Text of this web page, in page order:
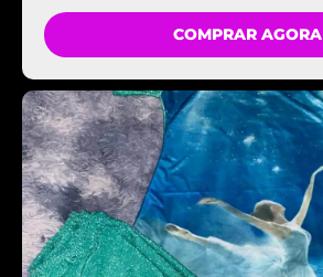
COMPRAR AGORA